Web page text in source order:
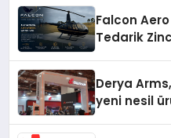
Falcon
Tedarik
Derya
yeni nesil